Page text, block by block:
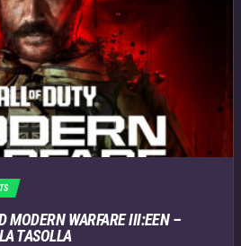
MODERN WARFARE III:EEN –
TASOLLA